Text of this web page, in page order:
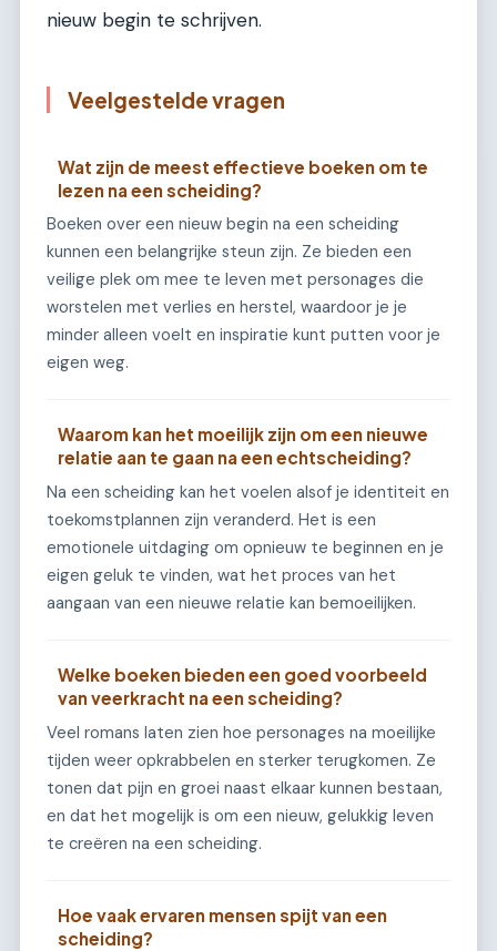
nieuw begin te schrijven.
Veelgestelde vragen
Wat zijn de meest effectieve boeken om te
lezen na een scheiding?
Boeken over een nieuw begin na een scheiding
kunnen een belangrijke steun zijn. Ze bieden een
veilige plek om mee te leven met personages die
worstelen met verlies en herstel, waardoor je je
minder alleen voelt en inspiratie kunt putten voor je
eigen weg.
Waarom kan het moeilijk zijn om een nieuwe
relatie aan te gaan na een echtscheiding?
Na een scheiding kan het voelen alsof je identiteit en
toekomstplannen zijn veranderd. Het is een
emotionele uitdaging om opnieuw te beginnen en je
eigen geluk te vinden, wat het proces van het
aangaan van een nieuwe relatie kan bemoeilijken.
Welke boeken bieden een goed voorbeeld
van veerkracht na een scheiding?
Veel romans laten zien hoe personages na moeilijke
tijden weer opkrabbelen en sterker terugkomen. Ze
tonen dat pijn en groei naast elkaar kunnen bestaan,
en dat het mogelijk is om een nieuw, gelukkig leven
te creëren na een scheiding.
Hoe vaak ervaren mensen spijt van een
scheiding?